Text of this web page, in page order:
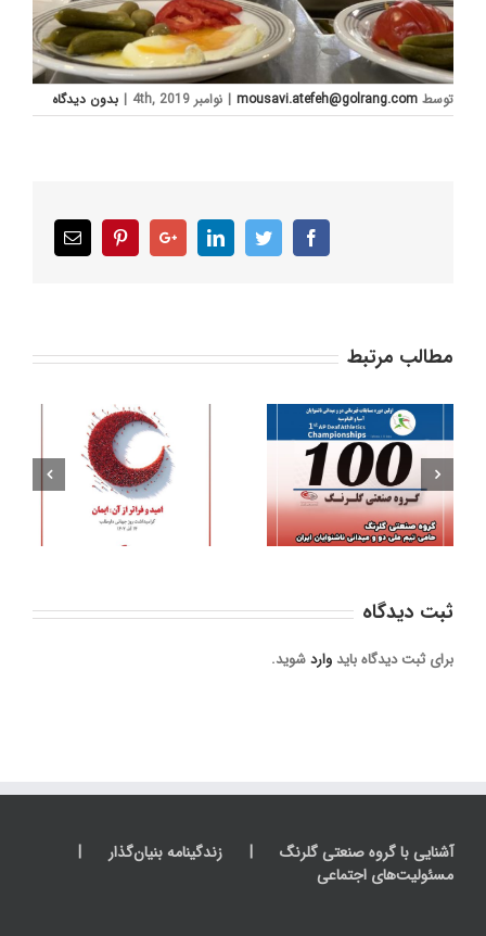
توسط mousavi.atefeh@golrang.com
| نوامبر 4th, 2019 | بدون ديدگاه
Facebook
Twitter
LinkedIn
Google+
Pinterest
Email
مطالب مرتبط
قهرمانی بانوان ایران در
مسابقات دو و میدانی
ناشنوایان آسیا و
اقیانوسیه
دعوت به تماشای
ویدیوی نخستین سالگرد
عروج آسمانی بنیانگذار
گروه صنعتی گلرنگ
ثبت ديدگاه
برای ثبت دیدگاه باید واردشوید.
آشنایی با گروه صنعتی گلرنگ
زندگینامه بنیان‌گذار
مسئولیت‌های اجتماعی